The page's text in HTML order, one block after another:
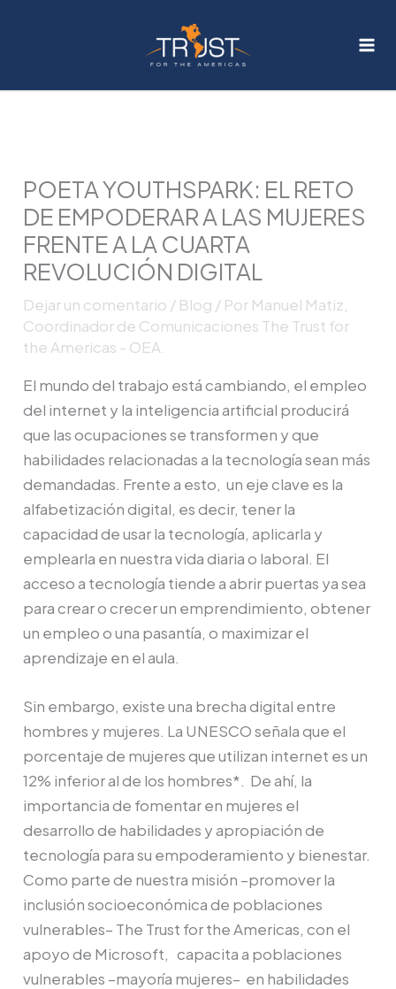
POETA YOUTHSPARK: EL RETO
DE EMPODERAR A LAS MUJERES
FRENTE A LA CUARTA
REVOLUCIÓN DIGITAL
Dejar un comentario / Blog / Por Manuel Matiz,
Coordinador de Comunicaciones The Trust for
the Americas - OEA.
El mundo del trabajo está cambiando, el empleo
del internet y la inteligencia artificial producirá
que las ocupaciones se transformen y que
habilidades relacionadas a la tecnología sean más
demandadas. Frente a esto, un eje clave es la
alfabetización digital, es decir, tener la
capacidad de usar la tecnología, aplicarla y
emplearla en nuestra vida diaria o laboral. El
acceso a tecnología tiende a abrir puertas ya sea
para crear o crecer un emprendimiento, obtener
un empleo o una pasantía, o maximizar el
aprendizaje en el aula.
Sin embargo, existe una brecha digital entre
hombres y mujeres. La UNESCO señala que el
porcentaje de mujeres que utilizan internet es un
12% inferior al de los hombres*. De ahí, la
importancia de fomentar en mujeres el
desarrollo de habilidades y apropiación de
tecnología para su empoderamiento y bienestar.
Como parte de nuestra misión –promover la
inclusión socioeconómica de poblaciones
vulnerables– The Trust for the Americas, con el
apoyo de Microsoft, capacita a poblaciones
vulnerables –mayoría mujeres– en habilidades